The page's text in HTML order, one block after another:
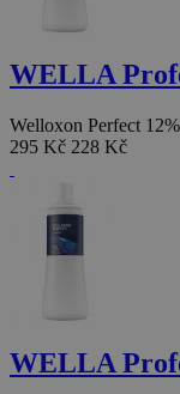
WELLA
Welloxon Perfect
295 Kč 228 Kč
WELLA